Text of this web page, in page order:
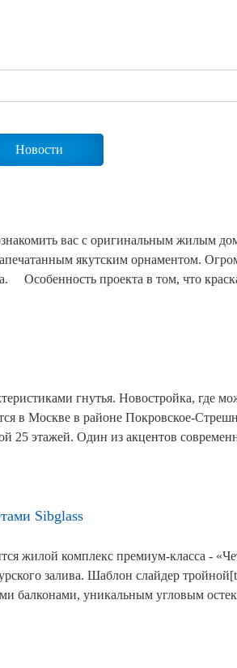
продукцию Sibglass Trade
техническая документация
Новости
вас с оригинальным жилым
якутским орнаментом.
Особенность проекта в том, что
гнутья. Новостройка, где
в Москве в районе Покровское-
25 этажей. Один из акцентов
Sibglass
жилой комплекс премиум-класса -
залива. Шаблон слайдер
балконами, уникальным угловым